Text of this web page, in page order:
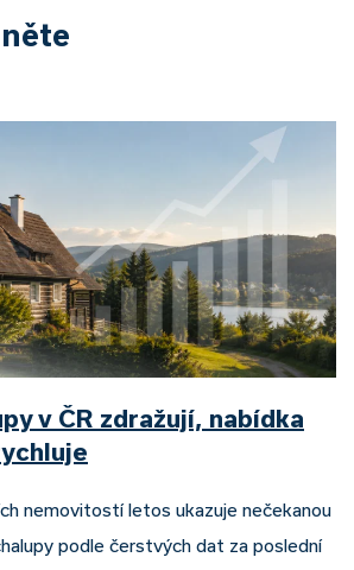
v ČR zdražují, nabídka
nemovitostí letos ukazuje nečekanou
podle čerstvých dat za poslední